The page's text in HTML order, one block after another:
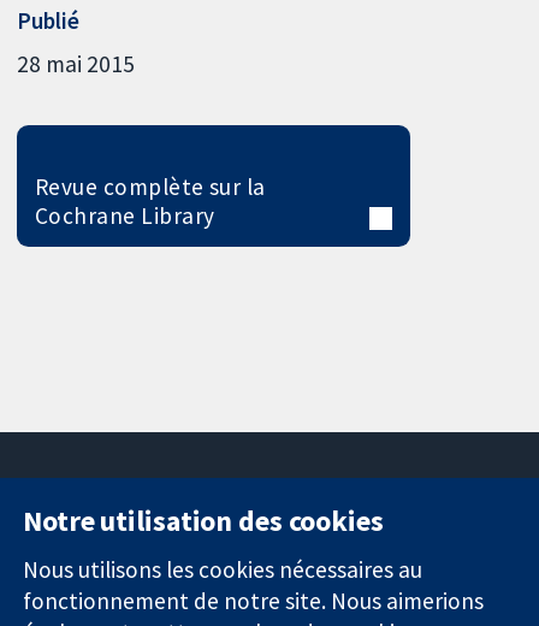
Publié
28 mai 2015
Revue complète sur la
Cochrane Library
Des données
probantes.
11-13 Cavendish
Square
Londres
W1G0AN
nous
Actualités
Service de
Notre utilisation des cookies
Nous utilisons les cookies nécessaires au
fonctionnement de notre site. Nous aimerions